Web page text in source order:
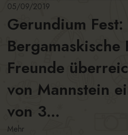
05/09/2019
Gerundium Fest:
Bergamaskische
Freunde
von Mannstein
von 3...
Mehr